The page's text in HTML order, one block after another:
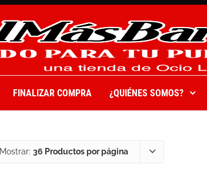
FINALIZAR COMPRA ¿QUIÉNES SOMOS?
Mostrar: 36 Productos por página